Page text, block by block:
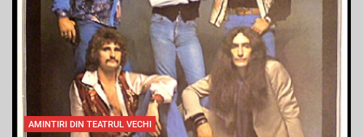
AMINTIRI DIN TEATRUL VECHI